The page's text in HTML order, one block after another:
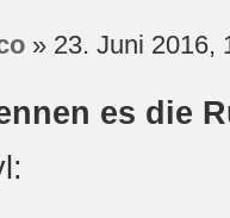
» 23. Juni 2016,
es die